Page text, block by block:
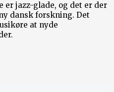
er jazz-glade, og det er der
dansk forskning. Det
at nyde